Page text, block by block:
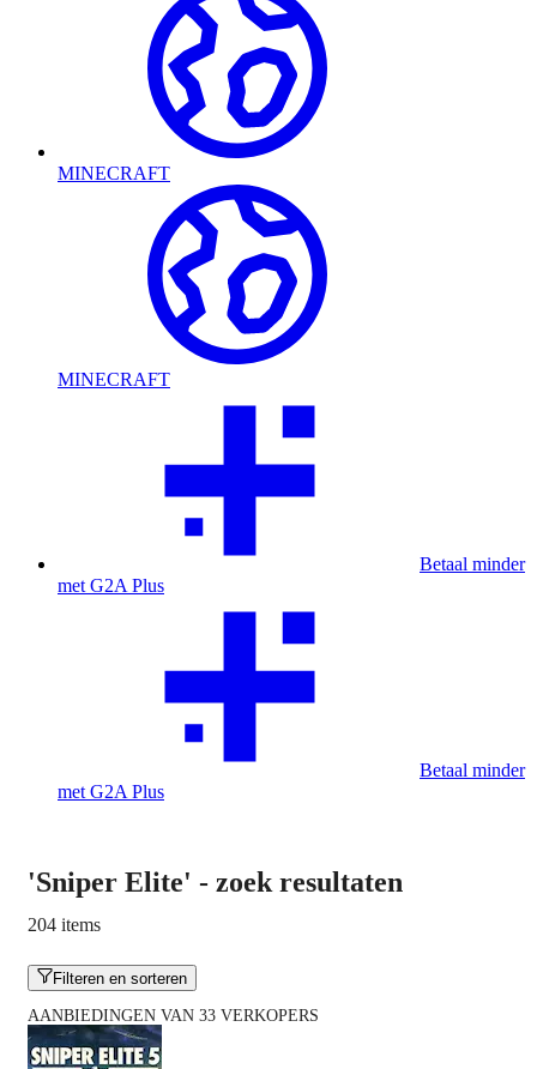
MINECRAFT
MINECRAFT
Betaal minder
met G2A Plus
Betaal minder
met G2A Plus
'Sniper Elite' - zoek resultaten
204 items
Filteren en sorteren
AANBIEDINGEN VAN 33 VERKOPERS